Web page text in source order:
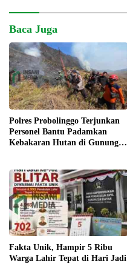
Baca Juga
Polres Probolinggo Terjunkan
Personel Bantu Padamkan
Kebakaran Hutan di Gunung
Fakta Unik, Hampir 5 Ribu
Warga Lahir Tepat di Hari Jadi